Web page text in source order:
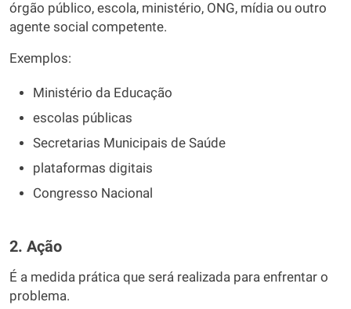
órgão público, escola, ministério, ONG, mídia ou outro
agente social competente.
Exemplos:
Ministério da Educação
escolas públicas
Secretarias Municipais de Saúde
plataformas digitais
Congresso Nacional
2. Ação
É a medida prática que será realizada para enfrentar o
problema.